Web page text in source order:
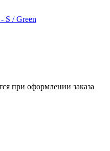
S / Green
при оформлении заказа